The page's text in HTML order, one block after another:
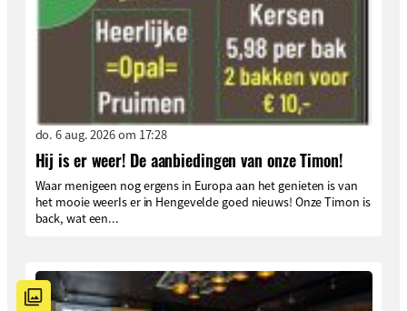
do. 6 aug. 2026 om 17:28
Hij is er weer! De aanbiedingen van onze Timon!
Waar menigeen nog ergens in Europa aan het genieten is van
het mooie weerIs er in Hengevelde goed nieuws! Onze Timon is
back, wat een...